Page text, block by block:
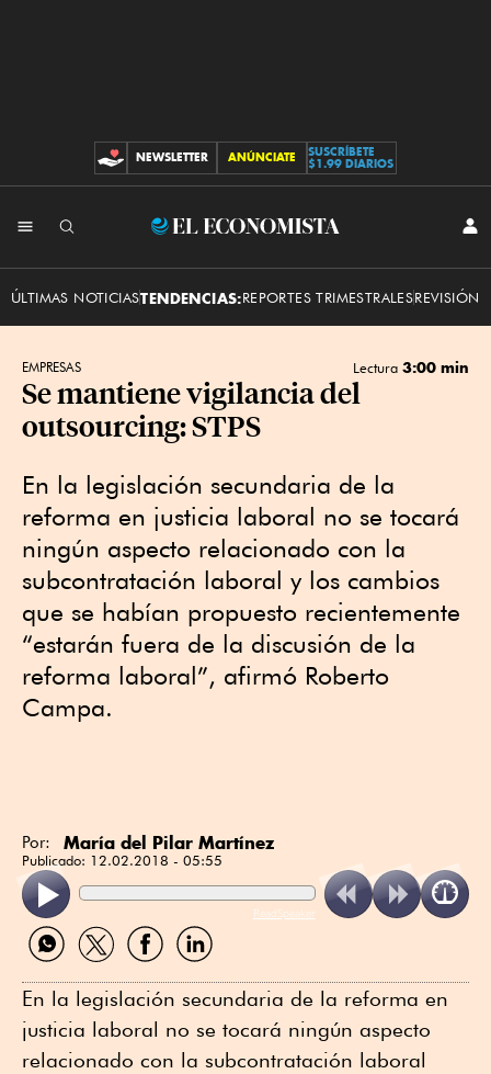
CONTRIBUCIONES
NEWSLETTER ANÚNCIATE
SUSCRÍBETE
$1.99 DIARIOS
El
ÚLTIMAS NOTICIASTENDENCIAS:REPORTES TRIMESTRALESREVISIÓN
EMPRESAS Lectura 3:00 min
Se mantiene vigilancia del
outsourcing: STPS
En la legislación secundaria de la
reforma en justicia laboral no se tocará
ningún aspecto relacionado con la
subcontratación laboral y los cambios
que se habían propuesto recientemente
“estarán fuera de la discusión de la
reforma laboral”, afirmó Roberto
Campa.
Por: María del Pilar Martínez
Publicado: 12.02.2018 - 05:55
ReadSpeaker
Compartir
por
Compartir
por
Compartir
por
Compartir
por
En la legislación secundaria de la reforma en
justicia laboral no se tocará ningún aspecto
relacionado con la subcontratación laboral